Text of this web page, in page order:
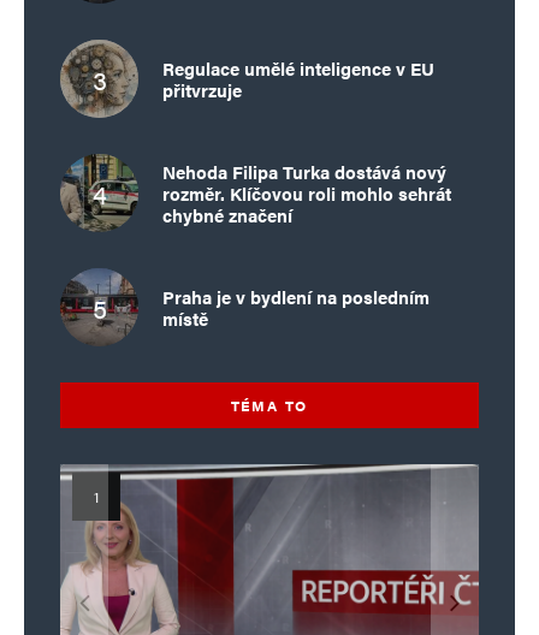
Regulace umělé inteligence v EU
přitvrzuje
Nehoda Filipa Turka dostává nový
rozměr. Klíčovou roli mohlo sehrát
chybné značení
Praha je v bydlení na posledním
místě
TÉMA TO
Islamistický teror v EU, 6. díl:
Brutální poprava 85letého
Islamistický teror v EU, 5. díl:
Mýty o Václavu Klausovi:
Pivo, jazz, hádky, loajalita
Vymíráme a politici lžou:
porodnost nezachrání